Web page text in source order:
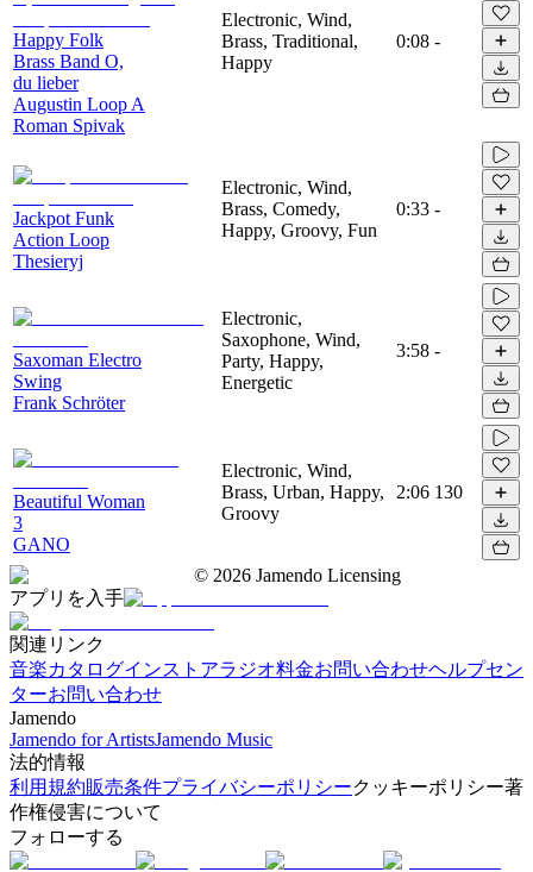
Happy Folk
Brass Band O,
du lieber
Augustin Loop A
Roman Spivak
Electronic, Wind,
Brass, Traditional,
Happy
0:08 -
Jackpot Funk
Action Loop
Thesieryj
Electronic, Wind,
Brass, Comedy,
Happy, Groovy, Fun
0:33 -
Saxoman Electro
Swing
Frank Schröter
Electronic,
Saxophone, Wind,
Party, Happy,
Energetic
3:58 -
Beautiful Woman
3
GANO
Electronic, Wind,
Brass, Urban, Happy,
Groovy
2:06 130
© 2026 Jamendo Licensing
アプリを入手
関連リンク
音楽カタログインストアラジオ料金お問い合わせヘルプセン
ターお問い合わせ
Jamendo
Jamendo for ArtistsJamendo Music
法的情報
利用規約販売条件プライバシーポリシークッキーポリシー著
作権侵害について
フォローする